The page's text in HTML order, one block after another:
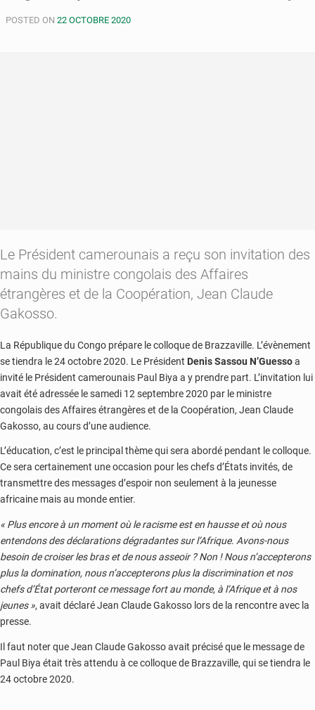
la
POSTED ON 22 OCTOBRE 2020
Le Président camerounais a reçu son invitation des
mains du ministre congolais des Affaires
étrangères et de la Coopération, Jean Claude
Gakosso.
La République du Congo prépare le colloque de Brazzaville. L’évènement
se tiendra le 24 octobre 2020. Le Président Denis Sassou N’Guessoa
invité le Président camerounais Paul Biya a y prendre part. L’invitation lui
avait été adressée le samedi 12 septembre 2020 par le ministre
congolais des Affaires étrangères et de la Coopération, Jean Claude
Gakosso, au cours d’une audience.
L’éducation, c’est le principal thème qui sera abordé pendant le colloque.
Ce sera certainement une occasion pour les chefs d’États invités, de
transmettre des messages d’espoir non seulement à la jeunesse
africaine mais au monde entier.
« Plus encore à un moment où le racisme est en hausse et où nous
entendons des déclarations dégradantes sur l’Afrique. Avons-nous
besoin de croiser les bras et de nous asseoir ? Non ! Nous n’accepterons
plus la domination, nous n’accepterons plus la discrimination et nos
chefs d’État porteront ce message fort au monde, à l’Afrique et à nos
jeunes », avait déclaré Jean Claude Gakosso lors de la rencontre avec la
presse.
Il faut noter que Jean Claude Gakosso avait précisé que le message de
Paul Biya était très attendu à ce colloque de Brazzaville, qui se tiendra le
24 octobre 2020.